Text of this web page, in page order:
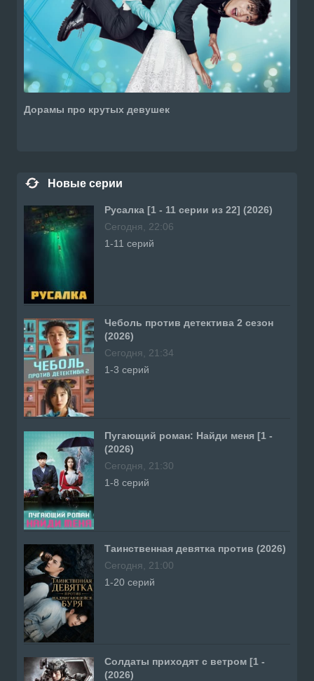
Дорамы про крутых девушек
Новые серии
Русалка [1 - 11 серии из 22] (2026)
Сегодня, 22:06
1-11 серий
Чеболь против детектива 2 сезон
(2026)
Сегодня, 21:34
1-3 серий
Пугающий роман: Найди меня [1 -
(2026)
Сегодня, 21:30
1-8 серий
Таинственная девятка против (2026)
Сегодня, 21:00
1-20 серий
Солдаты приходят с ветром [1 -
(2026)